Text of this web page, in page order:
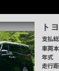
ト
支払
車両
年式
走行